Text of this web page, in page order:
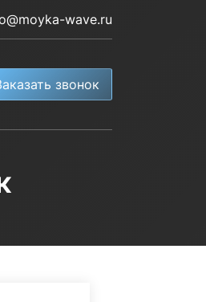
wave.ru
звонок